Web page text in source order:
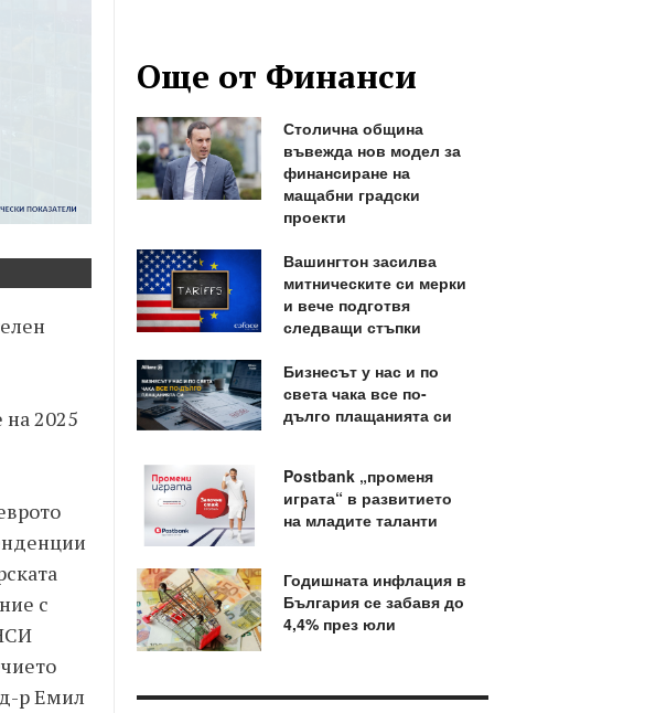
на 2025
с
р Емил
Още от Финанси
Столична община
въвежда нов модел за
финансиране на
мащабни градски
проекти
Вашингтон засилва
митническите си мерки
и вече подготвя
следващи стъпки
Бизнесът у нас и по
света чака все по-
дълго плащанията си
Postbank „променя
играта“ в развитието
на младите таланти
Годишната инфлация в
България се забавя до
4,4% през юли